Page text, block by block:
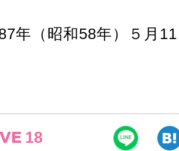
年（昭和58年）５月
18